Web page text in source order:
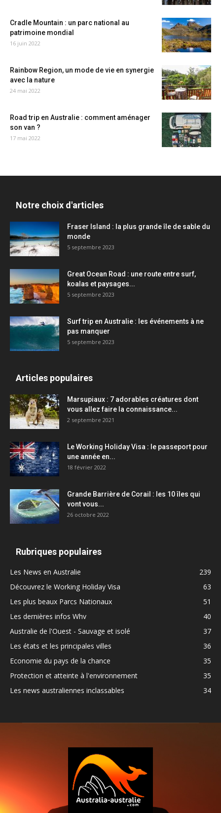
Cradle Mountain : un parc national au
patrimoine mondial
16 juin 2022
Rainbow Region, un mode de vie en synergie
avec la nature
24 mai 2022
Road trip en Australie : comment aménager
son van ?
17 mai 2022
Notre choix d'articles
Fraser Island : la plus grande île de sable du
monde
5 septembre 2023
Great Ocean Road : une route entre surf,
koalas et paysages...
5 septembre 2023
Surf trip en Australie : les événements à ne
pas manquer
5 septembre 2023
Articles populaires
Marsupiaux : 7 adorables créatures dont
vous allez faire la connaissance...
2 septembre 2021
Le Working Holiday Visa : le passeport pour
une année en...
18 février 2022
Grande Barrière de Corail : les 10 îles qui
vont vous...
26 octobre 2022
Rubriques populaires
Les News en Australie
239
Découvrez le Working Holiday Visa
63
Les plus beaux Parcs Nationaux
51
Les dernières infos Whv
40
Australie de l'Ouest - Sauvage et isolé
37
Les états et les principales villes
36
Economie du pays de la chance
35
Protection et atteinte à l'environnement
35
Les news australiennes inclassables
34